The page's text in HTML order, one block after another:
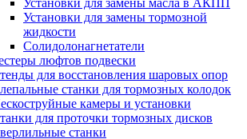
Установки для замены масла в АКПП
Установки для замены тормозной
жидкости
Солидолонагнетатели
люфтов подвески
для восстановления шаровых опор
станки для тормозных колодок
камеры и установки
для проточки тормозных дисков
станки